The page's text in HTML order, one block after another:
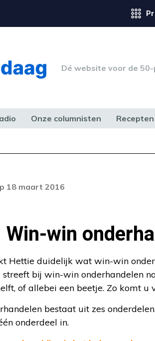
Dé website voor de
Onze columnisten Recepten
18 maart 2016
Win-win
Hettie duidelijk wat win-win
streeft bij win-win onderhandelen
of allebei een beetje. Zo komt u
bestaat uit zes
onderdeel in.